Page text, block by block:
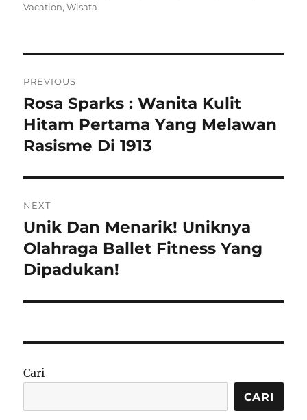
on
Vacation,Wisata
pos
PREVIOUS
Previous
post:
Rosa Sparks : Wanita Kulit
Hitam Pertama Yang Melawan
Rasisme Di 1913
NEXT
Next
post:
Unik Dan Menarik! Uniknya
Olahraga Ballet Fitness Yang
Dipadukan!
Cari
CARI